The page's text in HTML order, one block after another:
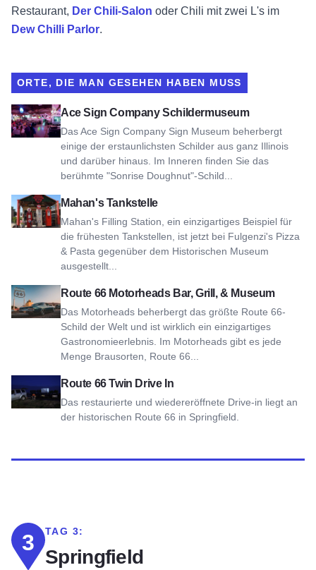
Restaurant, Der Chili-Salon oder Chili mit zwei L's im
Dew Chilli Parlor.
ORTE, DIE MAN GESEHEN HABEN MUSS
Ace Sign Company Schildermuseum
Das Ace Sign Company Sign Museum beherbergt
einige der erstaunlichsten Schilder aus ganz Illinois
und darüber hinaus. Im Inneren finden Sie das
berühmte "Sonrise Doughnut"-Schild...
Siehe Ace Sign Company Sign Museum
Mahan's Tankstelle
Mahan's Filling Station, ein einzigartiges Beispiel für
die frühesten Tankstellen, ist jetzt bei Fulgenzi's Pizza
& Pasta gegenüber dem Historischen Museum
ausgestellt...
Ansicht Mahan's Filling Station
Route 66 Motorheads Bar, Grill, & Museum
Das Motorheads beherbergt das größte Route 66-
Schild der Welt und ist wirklich ein einzigartiges
Gastronomieerlebnis. Im Motorheads gibt es jede
Menge Brausorten, Route 66...
Route 66 Motorheads Bar, Grill and Museum ansehen
Route 66 Twin Drive In
Das restaurierte und wiedereröffnete Drive-in liegt an
der historischen Route 66 in Springfield.
Ansicht Route 66 Twin Drive In
3 TAG 3:
Springfield